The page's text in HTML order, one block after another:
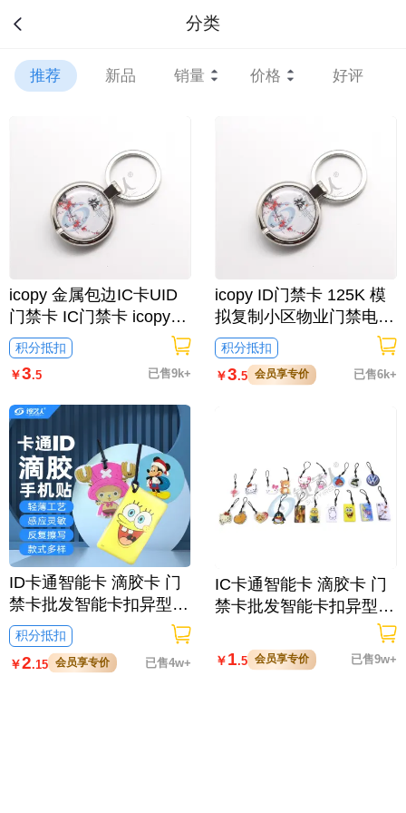
分类
推荐 新品 销量 价格 好评
icopy 金属包边IC卡UID
门禁卡 IC门禁卡 icopy模
拟复制小区物业门禁电梯
卡 电梯卡考勤卡刷卡/梅0
01
积分抵扣
￥3.5 已售9k+
ID卡通智能卡 滴胶卡 门
禁卡批发智能卡扣异型卡
扣ID门禁卡批发/愤怒的
小鸟
积分抵扣
￥2.15 会员享专价 已售4w+
icopy ID门禁卡 125K 模
拟复制小区物业门禁电梯
ID卡 电梯卡考勤卡刷卡
金属包边ID卡/梅001
积分抵扣
￥3.5 会员享专价 已售6k+
IC卡通智能卡 滴胶卡 门
禁卡批发智能卡扣异型卡
扣IC门禁卡批发/中国结
￥1.5 会员享专价 已售9w+